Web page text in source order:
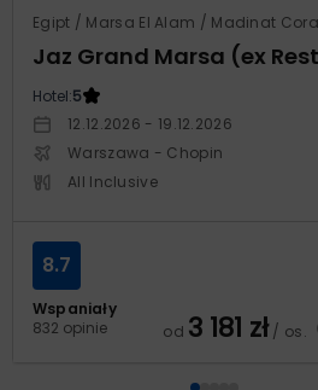
Hotel:5
12.12.2026 - 19.12.2026
Warszawa - Chopin
All Inclusive
Wspaniały
832 opinie
8.7
od 3 181 zł/ os.